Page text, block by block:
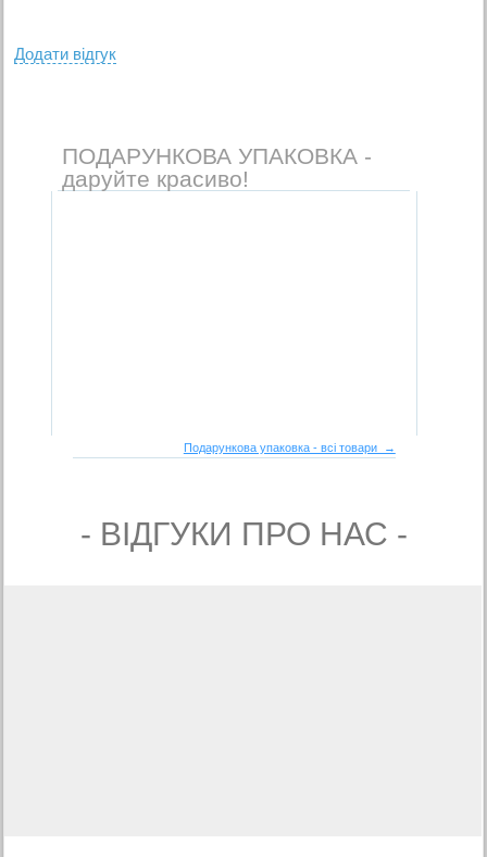
Додати вiдгук
ПОДАРУНКОВА УПАКОВКА -
даруйте красиво!
Подарункова упаковка - всі товари →
- ВIДГУКИ ПРО НАС -